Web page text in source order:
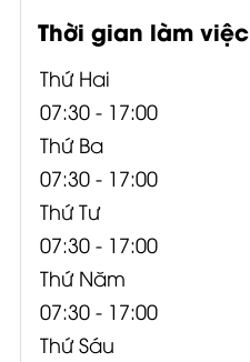
Thời gian làm việc
Thứ Hai
07:30 - 17:00
Thứ Ba
07:30 - 17:00
Thứ Tư
07:30 - 17:00
Thứ Năm
07:30 - 17:00
Thứ Sáu